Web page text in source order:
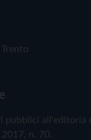
pubblici all'editoria
n. 70.